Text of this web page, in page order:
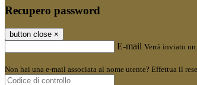
Recupero password
button close ×
E-mail Verrà inviato
Non hai una e-mail associata al nome utente? Effettua il